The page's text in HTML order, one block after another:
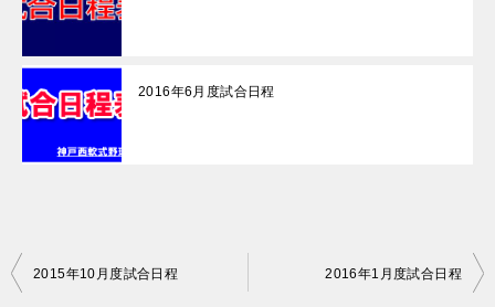
2016年6月度試合日程
投
2015年10月度試合日程 2016年1月度試合日程